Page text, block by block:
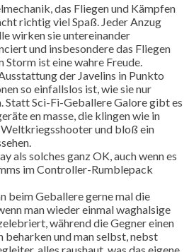
das Fliegen und Kämpfen
richtig viel Spaß. Jeder Anzug
wirken sie untereinander
und insbesondere das Fliegen
ist eine wahre Freude.
der Javelins in Punkto
so einfallslos ist, wie sie nur
Statt Sci-Fi-Geballere Galore gibt es
en masse, die klingen wie in
und bloß ein
als solches ganz OK, auch wenn es
im Controller-Rumblepack
beim Geballere gerne mal die
man wieder einmal waghalsige
während die Gegner einen
beharken und man selbst, nebst
alles raushaut, was das eigene